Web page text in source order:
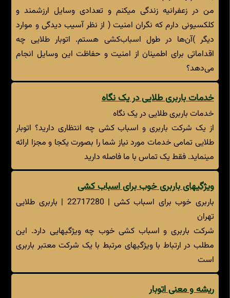
من در زعفرانیه زندگی میکنم و تعدادی وسایل ارزشمند و
کلکسیونی دارم که نگران امنیت ( از نظر آسیب دیدگی و موارد
دیگر )آن‌ها در طول اسباب‌کشی هستم. اتوبار طلایی چه
اقداماتی برای اطمینان از امنیت و حفاظت این وسایل انجام
می‌دهد؟
خدمات باربری طلایی در یک نگاه
خدمات باربری طلایی در یک نگاه
از یک شرکت باربری و اسباب کشی چه انتظاری دارید؟ اتوبار
طلایی تمامی خدمات مورد نیاز شما را بصورت یکجا و مجزا ارائه
مینماید. فقط یک تماس با ما فاصله دارید
ویژگیهای باربری خوب برای اسباب کشی
باربری خوب برای اسباب کشی | 22717280 | باربری طلایی
تهران
شرکت باربری و اسباب کشی خوب چه ویژگیهایی دارد. این
مطلب در ارتباط با ویژگیهای مرتبط با یک شرکت معتبر باربری
است
ریشه و معنی اتوبار